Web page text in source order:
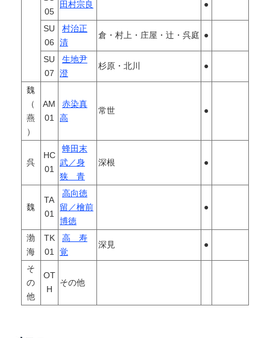
05
田村宗良 ●
SU
06
村治正
清
倉・村上・庄屋・辻・呉庭 ●
SU
07
生地尹
澄
杉原・北川 ●
魏
（
燕
）
AM
01
赤染真
高
常世 ●
呉
HC
01
蜂田末
武／身
狭 青
深根 ●
魏
TA
01
高向徳
留／檜前
博徳
●
渤
海
TK
01
高 寿
覚
深見 ●
そ
の
他
OT
H
その他